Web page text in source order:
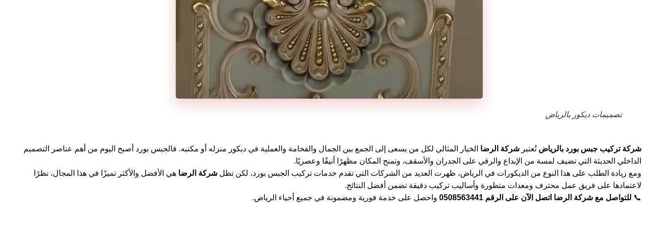
تصميمات ديكور بالرياض
شركة تركيب جبس بورد بالرياضتُعتبر شركة الرضا الخيار المثالي لكل من يسعى إلى الجمع بين الجمال والفخامة والعملية في ديكور منزله أو مكتبه. فالجبس بورد أصبح اليوم من أهم عناصر التصميم
الداخلي الحديثة التي تضيف لمسة من الإبداع والرقي على الجدران والأسقف، وتمنح المكان مظهرًا أنيقًا وعصريًا.
ومع زيادة الطلب على هذا النوع من الديكورات في الرياض، ظهرت العديد من الشركات التي تقدم خدمات تركيب الجبس بورد، لكن تظل شركة الرضا هي الأفضل والأكثر تميزًا في هذا المجال، نظرًا
لاعتمادها على فريق عمل محترف ومعدات متطورة وأساليب تركيب دقيقة تضمن أفضل النتائج.
📞 للتواصل مع شركة الرضا اتصل الآن على الرقم 0508563441 واحصل على خدمة فورية ومضمونة في جميع أحياء الرياض.